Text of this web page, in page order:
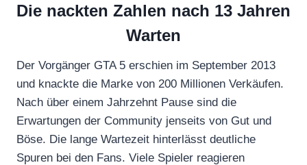
Die nackten Zahlen nach 13 Jahren
Warten
Der Vorgänger GTA 5 erschien im September 2013
und knackte die Marke von 200 Millionen Verkäufen.
Nach über einem Jahrzehnt Pause sind die
Erwartungen der Community jenseits von Gut und
Böse. Die lange Wartezeit hinterlässt deutliche
Spuren bei den Fans. Viele Spieler reagieren